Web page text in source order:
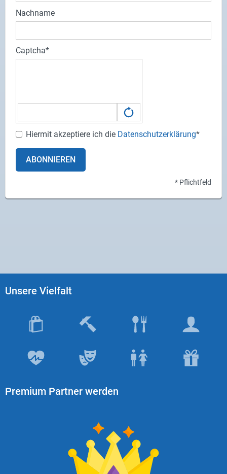
Nachname
Captcha
Hiermit akzeptiere ich die Datenschutzerklärung*
ABONNIEREN
* Pflichtfeld
Unsere Vielfalt
Premium Partner werden